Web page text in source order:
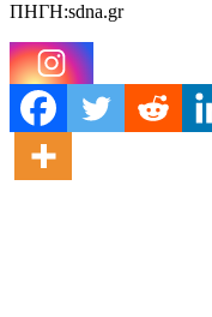
ΠΗΓΗ:sdna.gr